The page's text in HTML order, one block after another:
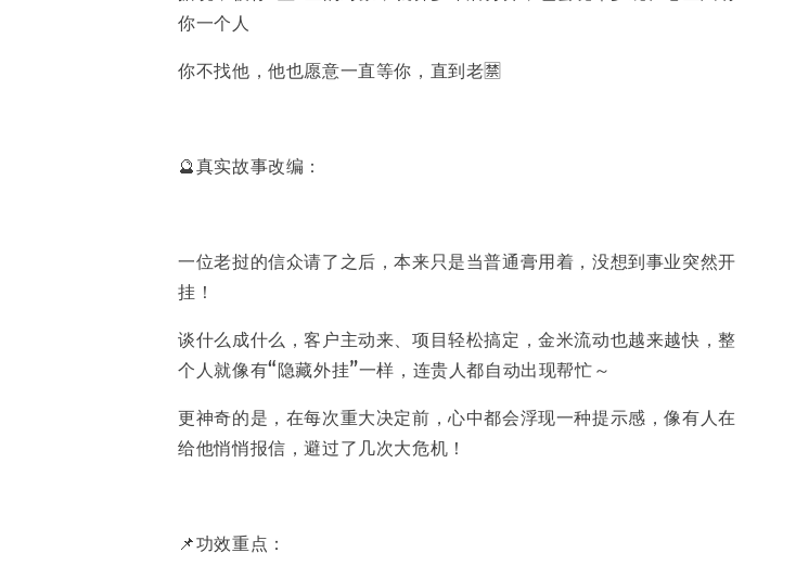
你一个人
你不找他，他也愿意一直等你，直到老🈲
🔮真实故事改编：
一位老挝的信众请了之后，本来只是当普通膏用着，没想到事业突然开
挂！
谈什么成什么，客户主动来、项目轻松搞定，金米流动也越来越快，整
个人就像有“隐藏外挂”一样，连贵人都自动出现帮忙～
更神奇的是，在每次重大决定前，心中都会浮现一种提示感，像有人在
给他悄悄报信，避过了几次大危机！
📌功效重点：